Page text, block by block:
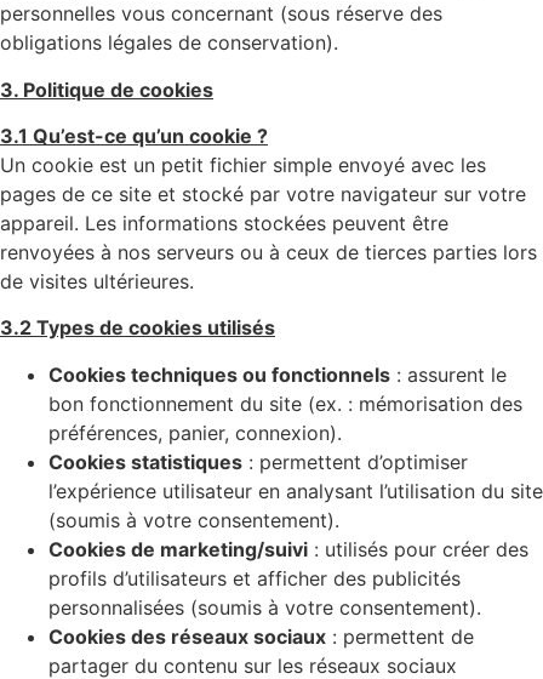
personnelles vous concernant (sous réserve des
obligations légales de conservation).
3. Politique de cookies
3.1 Qu’est-ce qu’un cookie ?
Un cookie est un petit fichier simple envoyé avec les
pages de ce site et stocké par votre navigateur sur votre
appareil. Les informations stockées peuvent être
renvoyées à nos serveurs ou à ceux de tierces parties lors
de visites ultérieures.
3.2 Types de cookies utilisés
Cookies techniques ou fonctionnels : assurent le
bon fonctionnement du site (ex. : mémorisation des
préférences, panier, connexion).
Cookies statistiques : permettent d’optimiser
l’expérience utilisateur en analysant l’utilisation du site
(soumis à votre consentement).
Cookies de marketing/suivi : utilisés pour créer des
profils d’utilisateurs et afficher des publicités
personnalisées (soumis à votre consentement).
Cookies des réseaux sociaux : permettent de
partager du contenu sur les réseaux sociaux